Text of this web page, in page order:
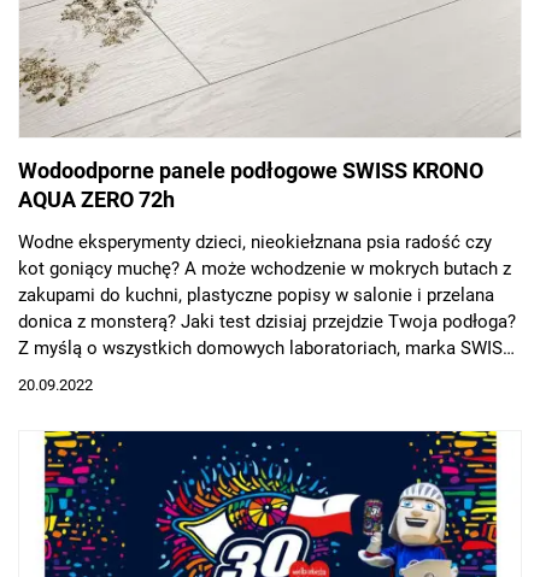
Wodoodporne panele podłogowe SWISS KRONO
AQUA ZERO 72h
Wodne eksperymenty dzieci, nieokiełznana psia radość czy
kot goniący muchę? A może wchodzenie w mokrych butach z
zakupami do kuchni, plastyczne popisy w salonie i przelana
donica z monsterą? Jaki test dzisiaj przejdzie Twoja podłoga?
Z myślą o wszystkich domowych laboratoriach, marka SWISS
KRONO stworzyła sześć kolekcji wodoodpornych paneli AQUA
20.09.2022